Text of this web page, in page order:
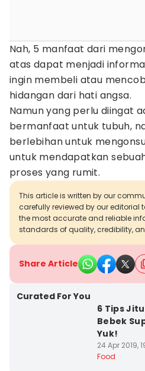
Nah, 5 manfaat dari
atas dapat menjadi
ingin membeli atau
hidangan dari hati angsa.
Namun yang perlu diingat
bermanfaat untuk tubuh,
berlebihan untuk
untuk mendapatkan
proses yang rumit.
This article is written by our
carefully reviewed by our editorial
the most accurate and reliable
standards of quality, credibility,
Share Article
Curated For You
6 Tips
Bebek
Yuk!
24 Apr 2019,
Food